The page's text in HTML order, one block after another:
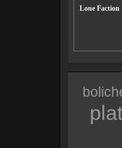
Lone Faction